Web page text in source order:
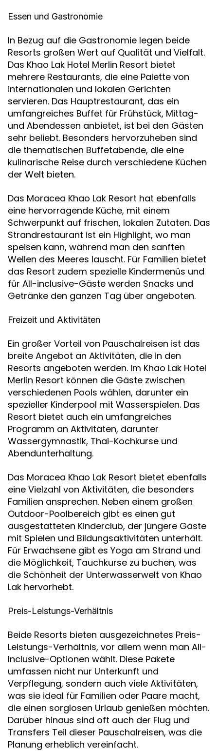
Essen und Gastronomie
In Bezug auf die Gastronomie legen beide
Resorts großen Wert auf Qualität und Vielfalt.
Das Khao Lak Hotel Merlin Resort bietet
mehrere Restaurants, die eine Palette von
internationalen und lokalen Gerichten
servieren. Das Hauptrestaurant, das ein
umfangreiches Buffet für Frühstück, Mittag-
und Abendessen anbietet, ist bei den Gästen
sehr beliebt. Besonders hervorzuheben sind
die thematischen Buffetabende, die eine
kulinarische Reise durch verschiedene Küchen
der Welt bieten.
Das Moracea Khao Lak Resort hat ebenfalls
eine hervorragende Küche, mit einem
Schwerpunkt auf frischen, lokalen Zutaten. Das
Strandrestaurant ist ein Highlight, wo man
speisen kann, während man den sanften
Wellen des Meeres lauscht. Für Familien bietet
das Resort zudem spezielle Kindermenüs und
für All-inclusive-Gäste werden Snacks und
Getränke den ganzen Tag über angeboten.
Freizeit und Aktivitäten
Ein großer Vorteil von Pauschalreisen ist das
breite Angebot an Aktivitäten, die in den
Resorts angeboten werden. Im Khao Lak Hotel
Merlin Resort können die Gäste zwischen
verschiedenen Pools wählen, darunter ein
spezieller Kinderpool mit Wasserspielen. Das
Resort bietet auch ein umfangreiches
Programm an Aktivitäten, darunter
Wassergymnastik, Thai-Kochkurse und
Abendunterhaltung.
Das Moracea Khao Lak Resort bietet ebenfalls
eine Vielzahl von Aktivitäten, die besonders
Familien ansprechen. Neben einem großen
Outdoor-Poolbereich gibt es einen gut
ausgestatteten Kinderclub, der jüngere Gäste
mit Spielen und Bildungsaktivitäten unterhält.
Für Erwachsene gibt es Yoga am Strand und
die Möglichkeit, Tauchkurse zu buchen, was
die Schönheit der Unterwasserwelt von Khao
Lak hervorhebt.
Preis-Leistungs-Verhältnis
Beide Resorts bieten ausgezeichnetes Preis-
Leistungs-Verhältnis, vor allem wenn man All-
Inclusive-Optionen wählt. Diese Pakete
umfassen nicht nur Unterkunft und
Verpflegung, sondern auch viele Aktivitäten,
was sie ideal für Familien oder Paare macht,
die einen sorglosen Urlaub genießen möchten.
Darüber hinaus sind oft auch der Flug und
Transfers Teil dieser Pauschalreisen, was die
Planung erheblich vereinfacht.